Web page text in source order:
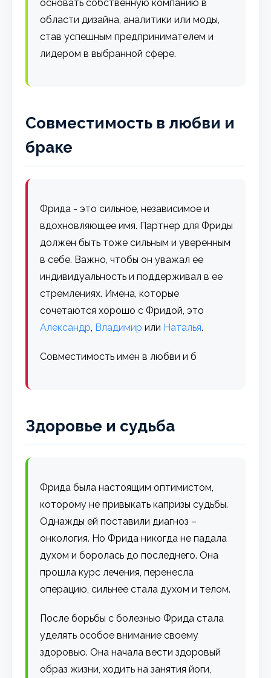
основать собственную компанию в
области дизайна, аналитики или моды,
став успешным предпринимателем и
лидером в выбранной сфере.
Совместимость в любви и
браке
Фрида - это сильное, независимое и
вдохновляющее имя. Партнер для Фриды
должен быть тоже сильным и уверенным
в себе. Важно, чтобы он уважал ее
индивидуальность и поддерживал в ее
стремлениях. Имена, которые
сочетаются хорошо с Фридой, это
Александр, Владимир или Наталья.
Совместимость имен в любви и б
Здоровье и судьба
Фрида была настоящим оптимистом,
которому не привыкать капризы судьбы.
Однажды ей поставили диагноз –
онкология. Но Фрида никогда не падала
духом и боролась до последнего. Она
прошла курс лечения, перенесла
операцию, сильнее стала духом и телом.
После борьбы с болезнью Фрида стала
уделять особое внимание своему
здоровью. Она начала вести здоровый
образ жизни, ходить на занятия йоги,